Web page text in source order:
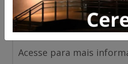
morre após
PM em Goiás
Acesse para mais